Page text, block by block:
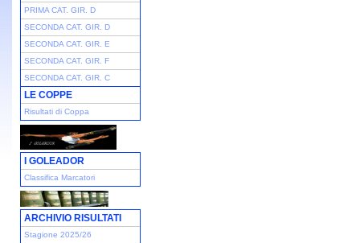
PRIMA CAT. GIR. D
SECONDA CAT. GIR. D
SECONDA CAT. GIR. E
SECONDA CAT. GIR. F
SECONDA CAT. GIR. C
LE COPPE
Risultati di Coppa
I GOLEADOR
Classifica Marcatori
ARCHIVIO RISULTATI
Stagione 2025/26